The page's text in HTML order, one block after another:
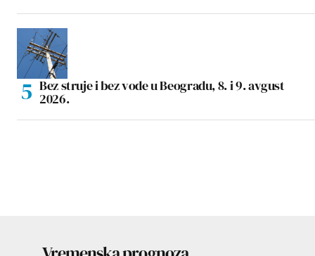
Bez struje i bez vode u Beogradu, 8. i 9. avgust
2026.